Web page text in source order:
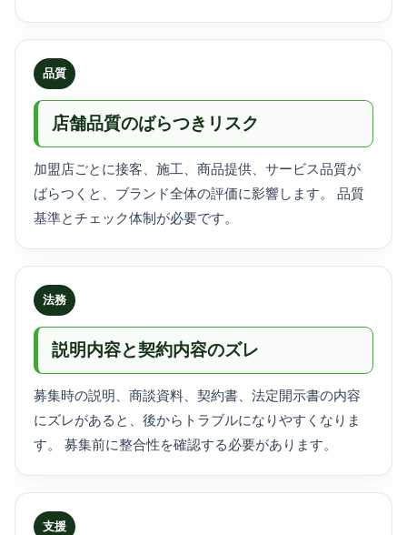
品質
店舗品質のばらつきリスク
加盟店ごとに接客、施工、商品提供、サービス品質が
ばらつくと、ブランド全体の評価に影響します。 品質
基準とチェック体制が必要です。
法務
説明内容と契約内容のズレ
募集時の説明、商談資料、契約書、法定開示書の内容
にズレがあると、後からトラブルになりやすくなりま
す。 募集前に整合性を確認する必要があります。
支援